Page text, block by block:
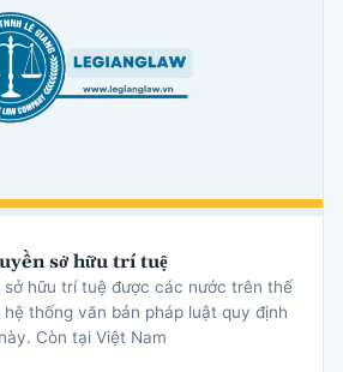
sở hữu trí tuệ
sở hữu trí tuệ được các nước trên thế
thống văn bản pháp luật quy định
Còn tại Việt Nam